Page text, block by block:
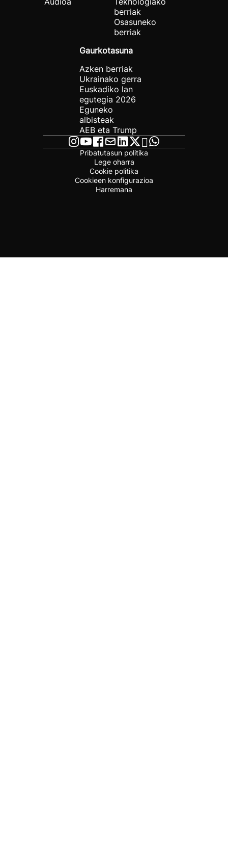
berriak
Osasuneko
berriak
Gaurkotasuna
Azken berriak
Ukrainako gerra
Euskadiko lan
egutegia 2026
Eguneko
albisteak
AEB eta Trump
Pribatutasun politika
Lege oharra
Cookie politika
Cookieen konfigurazioa
Harremana